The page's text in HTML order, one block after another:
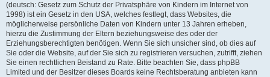
(deutsch: Gesetz zum Schutz der Privatsphäre von Kindern im Internet von
1998) ist ein Gesetz in den USA, welches festlegt, dass Websites, die
möglicherweise persönliche Daten von Kindern unter 13 Jahren erheben,
hierzu die Zustimmung der Eltern beziehungsweise des oder der
Erziehungsberechtigten benötigen. Wenn Sie sich unsicher sind, ob dies auf
Sie oder die Website, auf der Sie sich zu registrieren versuchen, zutrifft, ziehen
Sie einen rechtlichen Beistand zu Rate. Bitte beachten Sie, dass phpBB
Limited und der Besitzer dieses Boards keine Rechtsberatung anbieten kann